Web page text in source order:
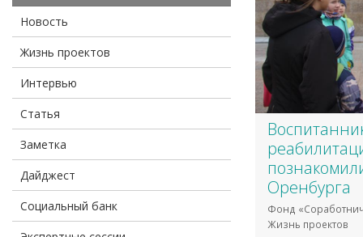
Новость
Жизнь проектов
Интервью
Статья
Заметка
Дайджест
Социальный банк
Оренбурга
Фонд
Жизнь проектов